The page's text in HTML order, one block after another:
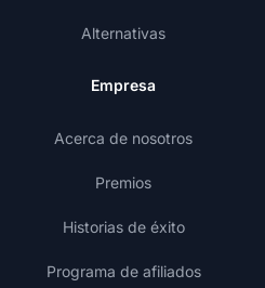
Alternativas
Empresa
Acerca de nosotros
Premios
Historias de éxito
Programa de afiliados